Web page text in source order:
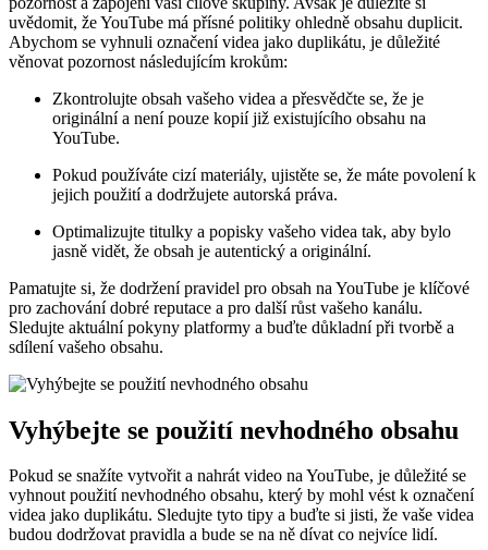
uvědomit, že YouTube má přísné politiky ohledně obsahu duplicit.
Abychom se vyhnuli označení videa jako duplikátu, je důležité
věnovat pozornost následujícím krokům:
Zkontrolujte obsah vašeho videa a přesvědčte se, že je
originální a není pouze kopií již existujícího obsahu na
YouTube.
Pokud používáte cizí materiály, ujistěte se, že máte povolení k
jejich použití a dodržujete autorská práva.
Optimalizujte titulky a popisky vašeho videa tak, aby bylo
jasně vidět, že obsah je autentický a originální.
Pamatujte si, že dodržení pravidel pro obsah na YouTube je klíčové
pro zachování dobré reputace a pro další růst vašeho kanálu.
Sledujte aktuální pokyny platformy a buďte důkladní při tvorbě a
sdílení vašeho obsahu.
Vyhýbejte se použití nevhodného obsahu
Pokud se snažíte vytvořit a nahrát video na YouTube, je důležité se
vyhnout použití nevhodného obsahu, který by mohl vést k označení
videa jako duplikátu. Sledujte tyto tipy a buďte si jisti, že vaše videa
budou dodržovat pravidla a bude se na ně dívat co nejvíce lidí.